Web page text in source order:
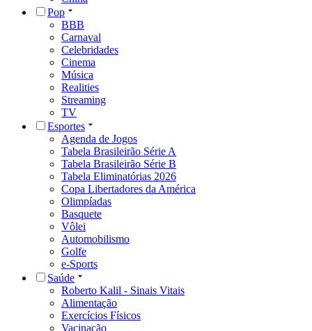
Pop
BBB
Carnaval
Celebridades
Cinema
Música
Realities
Streaming
TV
Esportes
Agenda de Jogos
Tabela Brasileirão Série A
Tabela Brasileirão Série B
Tabela Eliminatórias 2026
Copa Libertadores da América
Olimpíadas
Basquete
Vôlei
Automobilismo
Golfe
e-Sports
Saúde
Roberto Kalil - Sinais Vitais
Alimentação
Exercícios Físicos
Vacinação